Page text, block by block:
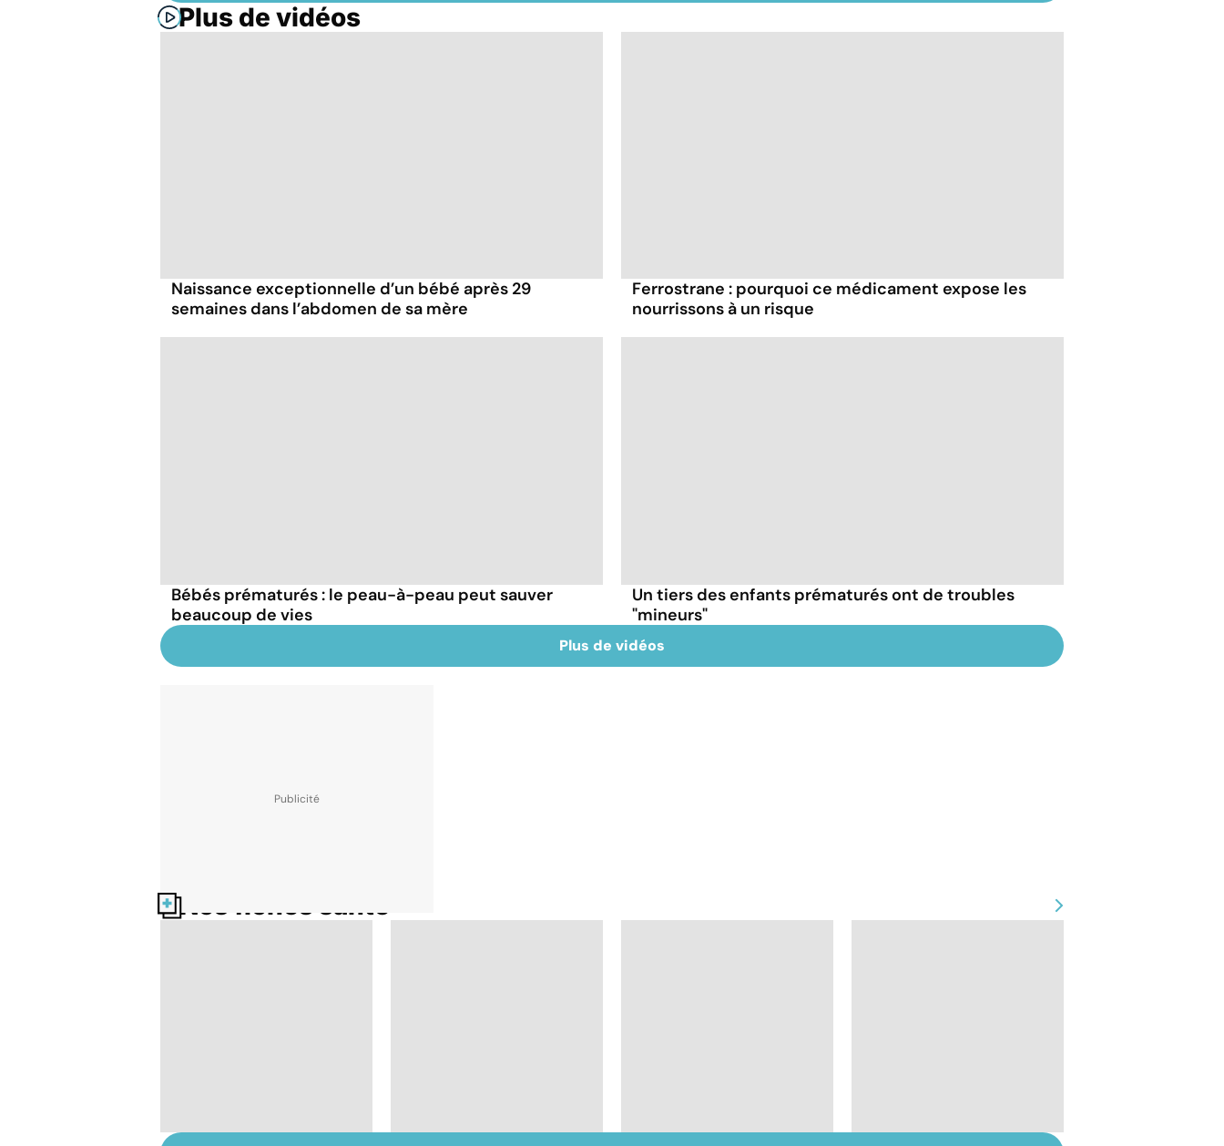
Plus de vidéos
Naissance exceptionnelle d’un bébé après 29
semaines dans l’abdomen de sa mère
Ferrostrane : pourquoi ce médicament expose les
nourrissons à un risque
Bébés prématurés : le peau-à-peau peut sauver
beaucoup de vies
Un tiers des enfants prématurés ont de troubles
"mineurs"
Plus de vidéos
Nos fiches santé